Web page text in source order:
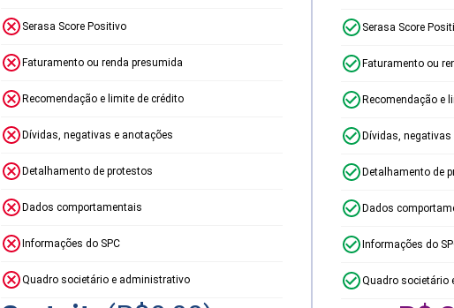
Serasa Score Positivo
Faturamento ou renda presumida
Recomendação e limite de crédito
Dívidas, negativas e anotações
Detalhamento de protestos
Dados comportamentais
Informações do SPC
Quadro societário e administrativo
Serasa Score
Faturamento ou
Recomendação e
Dívidas, negativas
Detalhamento de
Dados
Informações do
Quadro societário